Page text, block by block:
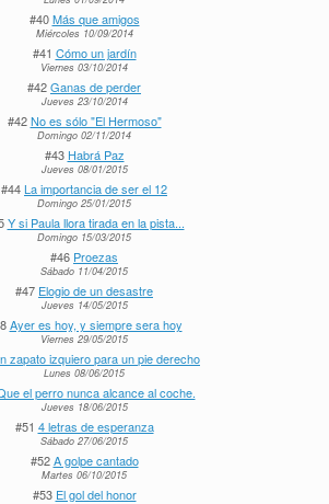
#40Más que amigos
Miércoles 10/09/2014
#41 Cómo un jardín
Viernes 03/10/2014
#42Ganas de perder
Jueves 23/10/2014
#42No es sólo "El Hermoso"
Domingo 02/11/2014
#43 Habrá Paz
Jueves 08/01/2015
#44La importancia de ser el 12
Domingo 25/01/2015
Y si Paula llora tirada en la pista...
Domingo 15/03/2015
#46 Proezas
Sábado 11/04/2015
#47 Elogio de un desastre
Jueves 14/05/2015
Ayer es hoy, y siempre sera hoy
Viernes 29/05/2015
zapato izquiero para un pie derecho
Lunes 08/06/2015
el perro nunca alcance al coche.
Jueves 18/06/2015
#51 4 letras de esperanza
Sábado 27/06/2015
#52A golpe cantado
Martes 06/10/2015
#53 El gol del honor